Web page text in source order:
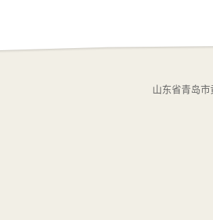
山东省青岛